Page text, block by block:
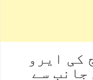
کی ایرو
جانب سے